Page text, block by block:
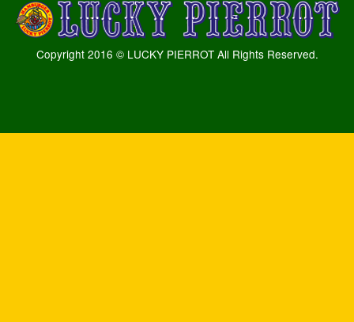
Copyright 2016 © LUCKY PIERROT All Rights Reserved.